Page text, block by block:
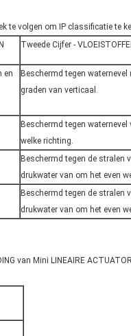
te volgen om IP classificatie te
Tweede Cijfer -
en
Beschermd tegen waternevel
graden van verticaal.
Beschermd tegen waternevel
welke richting.
Beschermd tegen de stralen
drukwater van om het even
Beschermd tegen de stralen
drukwater van om het even
van Mini LINEAIRE